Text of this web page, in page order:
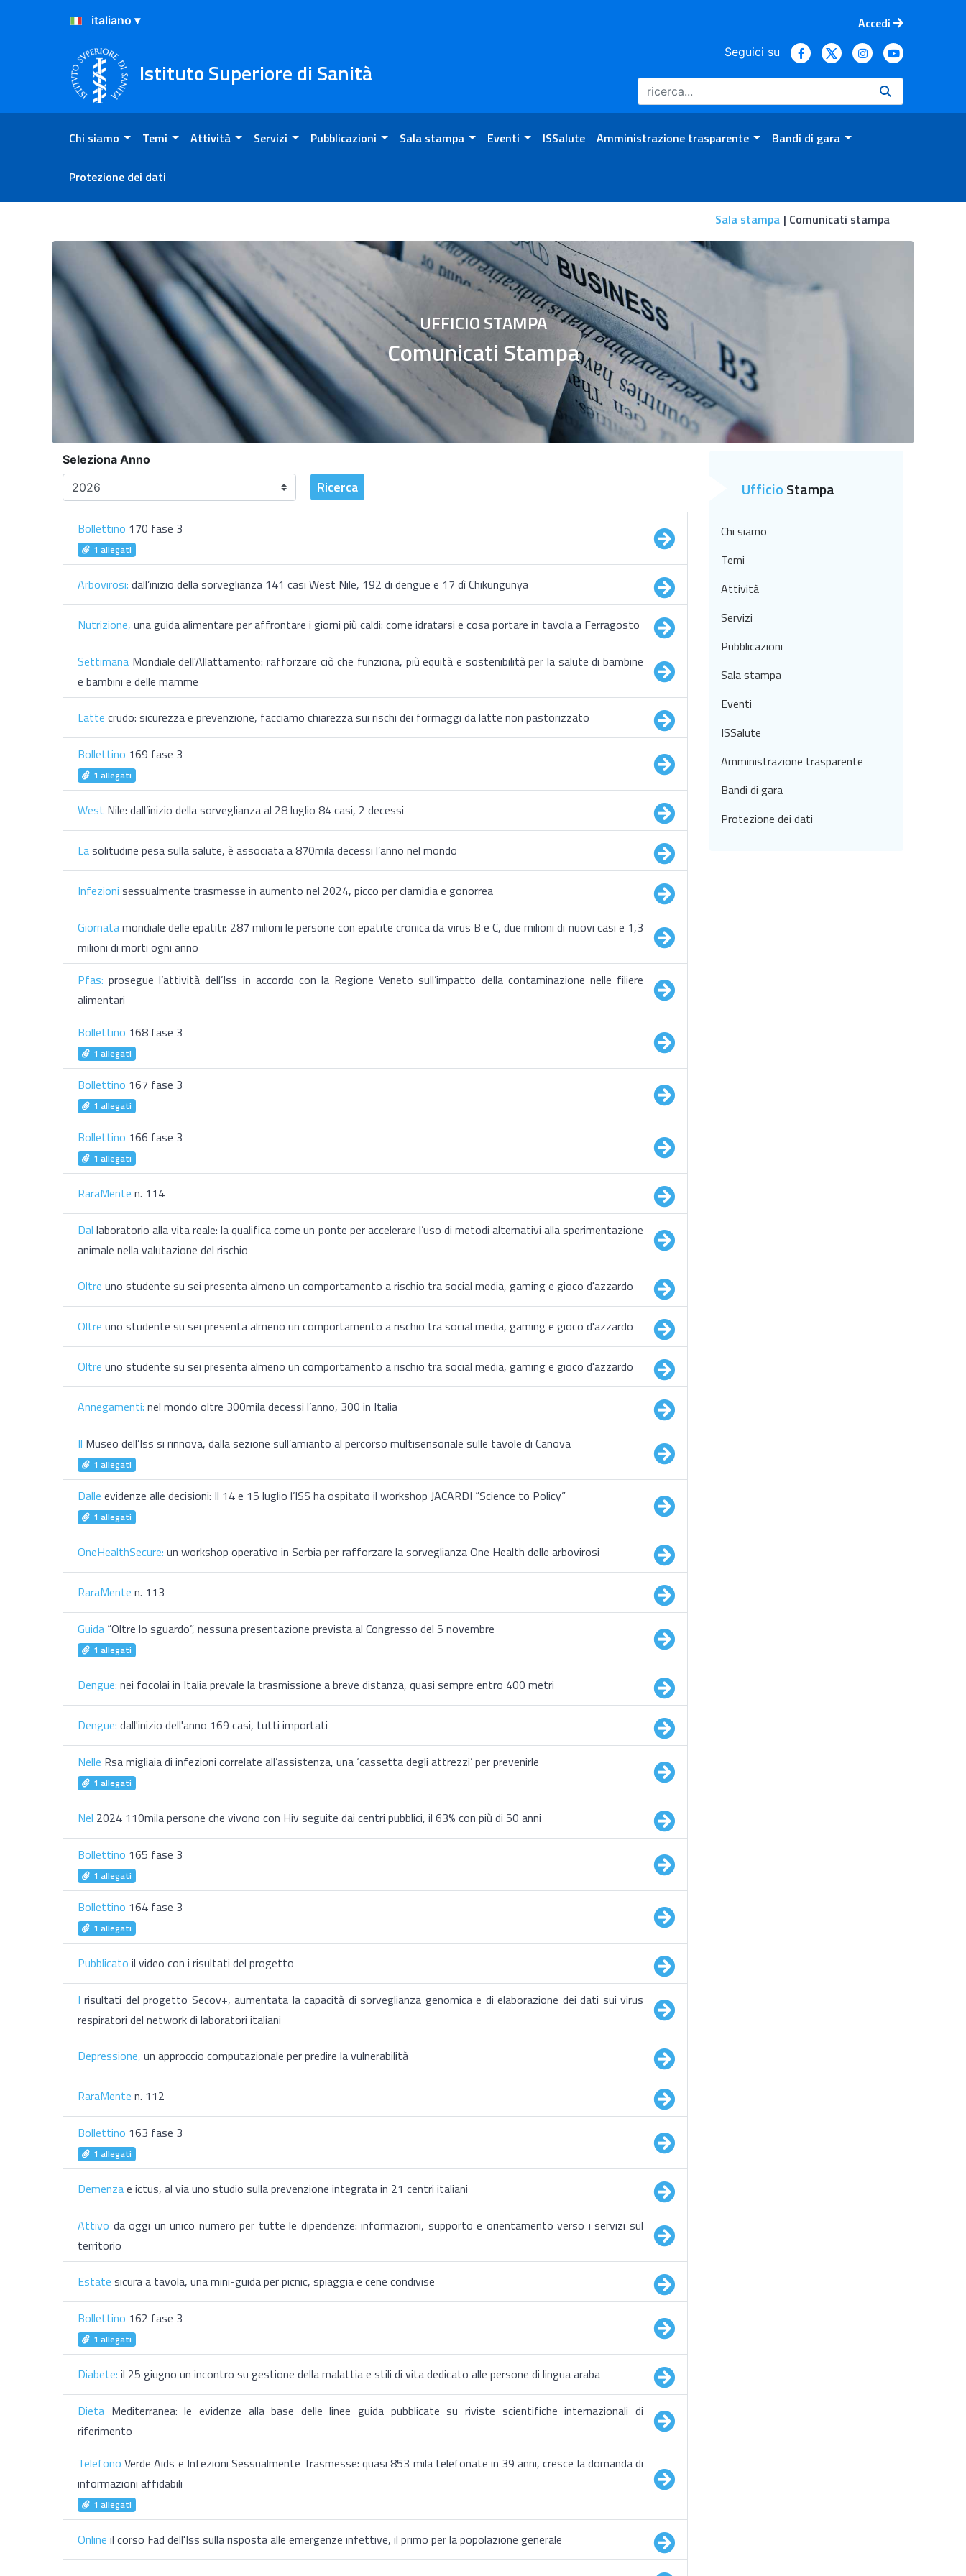
Salta al Contenuto
Salta al Footer
Accedi
Istituto Superiore di Sanità
Seguici su
Chi siamo Temi Attività Servizi Pubblicazioni Sala stampa Eventi ISSalute Amministrazione trasparente Bandi di gara
Protezione dei dati
Sala stampa Comunicati stampa
Comunicati stampa
UFFICIO STAMPA
Comunicati Stampa
Seleziona Anno
Ricerca
Bollettino 170 fase 3
1 allegati
Arbovirosi: dall’inizio della sorveglianza 141 casi West Nile, 192 di dengue e 17 dì Chikungunya
Nutrizione, una guida alimentare per affrontare i giorni più caldi: come idratarsi e cosa portare in tavola a Ferragosto
Settimana Mondiale dell'Allattamento: rafforzare ciò che funziona, più equità e sostenibilità per la salute di bambine
e bambini e delle mamme
Latte crudo: sicurezza e prevenzione, facciamo chiarezza sui rischi dei formaggi da latte non pastorizzato
Bollettino 169 fase 3
1 allegati
West Nile: dall’inizio della sorveglianza al 28 luglio 84 casi, 2 decessi
Lasolitudine pesa sulla salute, è associata a 870mila decessi l’anno nel mondo
Infezioni sessualmente trasmesse in aumento nel 2024, picco per clamidia e gonorrea
Giornatamondiale delle epatiti: 287 milioni le persone con epatite cronica da virus B e C, due milioni di nuovi casi e 1,3
milioni di morti ogni anno
Pfas: prosegue l’attività dell’Iss in accordo con la Regione Veneto sull’impatto della contaminazione nelle filiere
alimentari
Bollettino 168 fase 3
1 allegati
Bollettino 167 fase 3
1 allegati
Bollettino 166 fase 3
1 allegati
RaraMente n. 114
Dal laboratorio alla vita reale: la qualifica come un ponte per accelerare l’uso di metodi alternativi alla sperimentazione
animale nella valutazione del rischio
​Oltre uno studente su sei presenta almeno un comportamento a rischio tra social media, gaming e gioco d'azzardo
​Oltre uno studente su sei presenta almeno un comportamento a rischio tra social media, gaming e gioco d'azzardo
​Oltre uno studente su sei presenta almeno un comportamento a rischio tra social media, gaming e gioco d'azzardo
Annegamenti: nel mondo oltre 300mila decessi l’anno, 300 in Italia
Il Museo dell’Iss si rinnova, dalla sezione sull’amianto al percorso multisensoriale sulle tavole di Canova
1 allegati
Dalle evidenze alle decisioni: Il 14 e 15 luglio l’ISS ha ospitato il workshop JACARDI “Science to Policy”
1 allegati
OneHealthSecure: un workshop operativo in Serbia per rafforzare la sorveglianza One Health delle arbovirosi
RaraMente n. 113
Guida “Oltre lo sguardo”, nessuna presentazione prevista al Congresso del 5 novembre
1 allegati
Dengue: nei focolai in Italia prevale la trasmissione a breve distanza, quasi sempre entro 400 metri
Dengue: dall'inizio dell'anno 169 casi, tutti importati
Nelle Rsa migliaia di infezioni correlate all’assistenza, una ‘cassetta degli attrezzi’ per prevenirle
1 allegati
Nel 2024 110mila persone che vivono con Hiv seguite dai centri pubblici, il 63% con più di 50 anni
Bollettino 165 fase 3
1 allegati
Bollettino 164 fase 3
1 allegati
Pubblicato il video con i risultati del progetto
I risultati del progetto Secov+, aumentata la capacità di sorveglianza genomica e di elaborazione dei dati sui virus
respiratori del network di laboratori italiani
Depressione, un approccio computazionale per predire la vulnerabilità
RaraMente n. 112
Bollettino 163 fase 3
1 allegati
Demenzae ictus, al via uno studio sulla prevenzione integrata in 21 centri italiani
Attivo da oggi un unico numero per tutte le dipendenze: informazioni, supporto e orientamento verso i servizi sul
territorio
Estate sicura a tavola, una mini-guida per picnic, spiaggia e cene condivise
Bollettino 162 fase 3
1 allegati
Diabete: il 25 giugno un incontro su gestione della malattia e stili di vita dedicato alle persone di lingua araba
Dieta Mediterranea: le evidenze alla base delle linee guida pubblicate su riviste scientifiche internazionali di
riferimento
Telefono Verde Aids e Infezioni Sessualmente Trasmesse: quasi 853 mila telefonate in 39 anni, cresce la domanda di
informazioni affidabili
1 allegati
Online il corso Fad dell'Iss sulla risposta alle emergenze infettive, il primo per la popolazione generale
UfficioStampa
Chi siamo
Temi
Attività
Servizi
Pubblicazioni
Sala stampa
Eventi
ISSalute
Amministrazione trasparente
Bandi di gara
Protezione dei dati